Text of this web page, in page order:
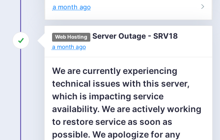
a month ago
Web Hosting Server Outage - SRV18
a month ago
We are currently experiencing
technical issues with this server,
which is impacting service
availability. We are actively working
to restore service as soon as
possible. We apologize for any